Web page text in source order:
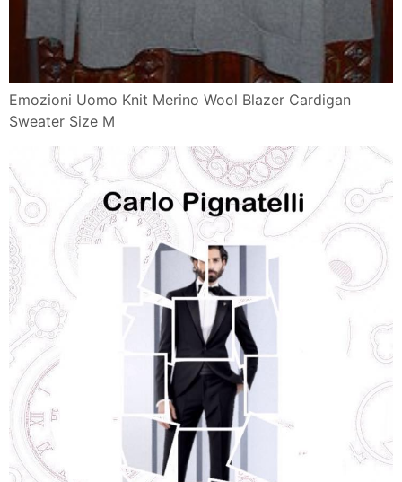
Emozioni Uomo Knit Merino Wool Blazer Cardigan
Sweater Size M